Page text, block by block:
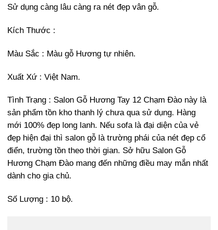
Sử dụng càng lâu càng ra nét đẹp vân gỗ.
Kích Thước :
Màu Sắc : Màu gỗ Hương tự nhiên.
Xuất Xứ : Việt Nam.
Tình Trạng : Salon Gỗ Hương Tay 12 Chạm Đào này là
sản phẩm tồn kho thanh lý chưa qua sử dụng. Hàng
mới 100% đẹp long lanh. Nếu sofa là đại diện của vẻ
đẹp hiện đại thì salon gỗ là trường phái của nét đẹp cổ
điển, trường tồn theo thời gian. Sở hữu Salon Gỗ
Hương Chạm Đào mang đến những điều may mắn nhất
dành cho gia chủ.
Số Lượng : 10 bộ.